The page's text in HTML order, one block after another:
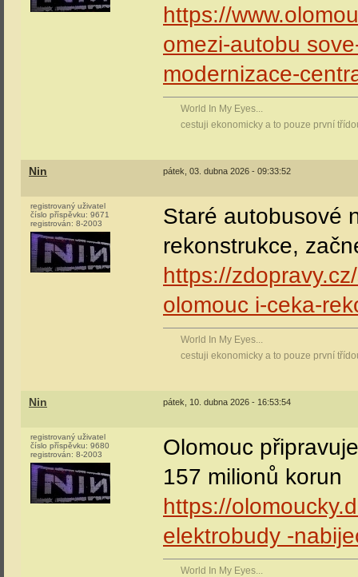
https://
omezi-autobu
modernizace-
World In My Eyes...
cestuji ekonomicky a to pouze první
Nin pátek, 03. dubna 2026 - 09:33:52
registrovaný uživatel
číslo příspěvku: 9671
registrován: 8-2003
Staré autobusové
rekonstrukce,
https://
olomouc i-ceka-
World In My Eyes...
cestuji ekonomicky a to pouze první
Nin pátek, 10. dubna 2026 - 16:53:54
registrovaný uživatel
číslo příspěvku: 9680
registrován: 8-2003
Olomouc
157 milionů korun
https://
elektrobudy -
World In My Eyes...